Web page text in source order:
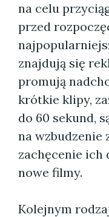
na celu
przed
znajdują się
promują
krótkie klipy,
do 60 sekund,
na wzbudzenie
zachęcenie ich
nowe filmy.
Kolejnym